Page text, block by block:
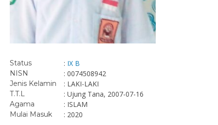
Status : IX B
NISN : 0074508942
Jenis Kelamin : LAKI-LAKI
T.T.L : Ujung Tana, 2007-07-16
Agama : ISLAM
Mulai Masuk : 2020